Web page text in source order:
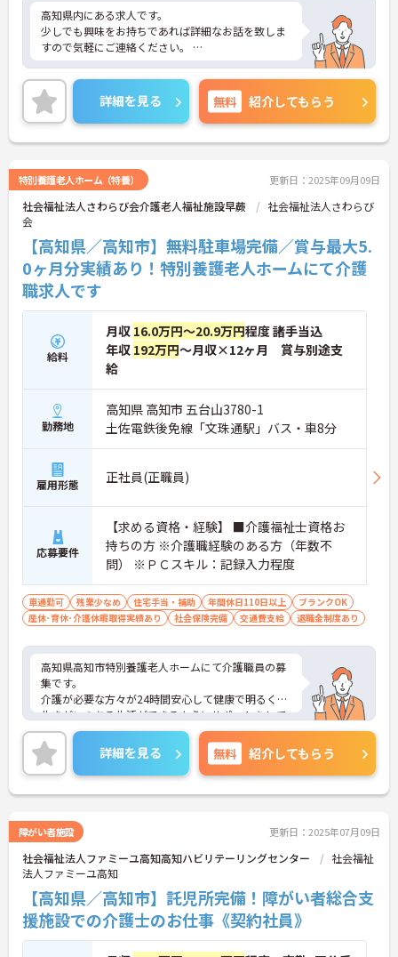
高知県内にある求人です。
少しでも興味をお持ちであれば詳細なお話を致しま
すので気軽にご連絡ください。
正社員は病院のものをそれぞれ複製頂き、
デイサービスに関しては夜勤の記載を消して作成く
ださい。
詳細を見る 無料 紹介してもらう
特別養護老人ホーム（特養） 更新日：2025年09月09日
社会福祉法人さわらび会介護老人福祉施設早蕨
社会福祉法人さわらび
会
【高知県／高知市】無料駐車場完備／賞与最大5.
0ヶ月分実績あり！特別養護老人ホームにて介護
職求人です
給料
月収 16.0万円～20.9万円程度 諸手当込
年収 192万円～月収×12ヶ月 賞与別途支
給
勤務地
高知県 高知市 五台山3780-1
土佐電鉄後免線「文珠通駅」バス・車8分
雇用形態 正社員(正職員)
応募要件
【求める資格・経験】 ■介護福祉士資格お
持ちの方 ※介護職経験のある方（年数不
問） ※ＰＣスキル：記録入力程度
車通勤可 残業少なめ 住宅手当・補助 年間休日110日以上
ブランクOK
産休･育休･介護休暇取得実績あり
社会保険完備 交通費支給 退職金制度あり
高知県高知市特別養護老人ホームにて介護職員の募
集です。
介護が必要な方々が24時間安心して健康で明るく、
生きがいのある生活ができるようにサポートをして
います。
残業は月2時間程度少なく、ご自分の時間を大切に
しながら仕事に取り組んでいただけます！
ご興味のある方にはさらに詳細をお話いたしますの
で、お気軽にご相談ください。
詳細を見る 無料 紹介してもらう
障がい者施設 更新日：2025年07月09日
社会福祉法人ファミーユ高知高知ハビリテーリングセンター
社会福祉
法人ファミーユ高知
【高知県／高知市】託児所完備！障がい者総合支
援施設での介護士のお仕事《契約社員》